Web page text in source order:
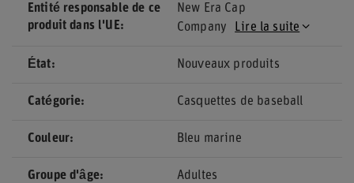
Entité responsable de ce
produit dans l'UE
New Era Cap
Company
Lire la suite
État Nouveaux produits
Catégorie Casquettes de baseball
Couleur Bleu marine
Groupe d'âge Adultes